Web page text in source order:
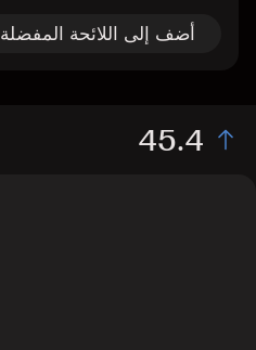
أضف إلى اللائحة المفضلة
45.4